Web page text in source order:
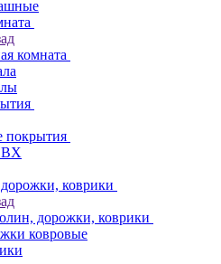
комната
покрытия
коврики
дорожки, коврики
ковровые